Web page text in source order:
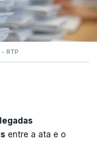
RTP
entre a ata e o